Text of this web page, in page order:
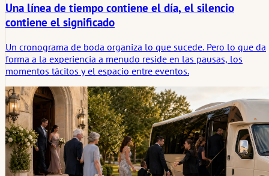
Una línea de tiempo contiene el día, el silencio
contiene el significado
Un cronograma de boda organiza lo que sucede. Pero lo que da
forma a la experiencia a menudo reside en las pausas, los
momentos tácitos y el espacio entre eventos.